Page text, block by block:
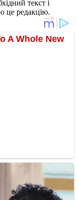
текст і
це редакцію.